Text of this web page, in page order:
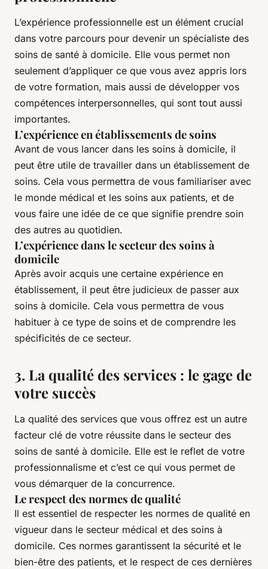
L’expérience professionnelle est un élément crucial
dans votre parcours pour devenir un spécialiste des
soins de santé à domicile. Elle vous permet non
seulement d’appliquer ce que vous avez appris lors
de votre formation, mais aussi de développer vos
compétences interpersonnelles, qui sont tout aussi
importantes.
L’expérience en établissements de soins
Avant de vous lancer dans les soins à domicile, il
peut être utile de travailler dans un établissement de
soins. Cela vous permettra de vous familiariser avec
le monde médical et les soins aux patients, et de
vous faire une idée de ce que signifie prendre soin
des autres au quotidien.
L’expérience dans le secteur des soins à
domicile
Après avoir acquis une certaine expérience en
établissement, il peut être judicieux de passer aux
soins à domicile. Cela vous permettra de vous
habituer à ce type de soins et de comprendre les
spécificités de ce secteur.
3. La qualité des services : le gage de
votre succès
La qualité des services que vous offrez est un autre
facteur clé de votre réussite dans le secteur des
soins de santé à domicile. Elle est le reflet de votre
professionnalisme et c’est ce qui vous permet de
vous démarquer de la concurrence.
Le respect des normes de qualité
Il est essentiel de respecter les normes de qualité en
vigueur dans le secteur médical et des soins à
domicile. Ces normes garantissent la sécurité et le
bien-être des patients, et le respect de ces dernières